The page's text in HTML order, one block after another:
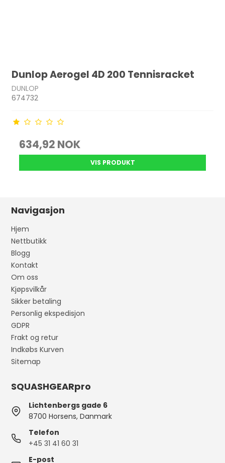
Dunlop Aerogel 4D 200 Tennisracket
DUNLOP
674732
634,92 NOK
VIS PRODUKT
Navigasjon
Hjem
Nettbutikk
Blogg
Kontakt
Om oss
Kjøpsvilkår
Sikker betaling
Personlig ekspedisjon
GDPR
Frakt og retur
Indkøbs Kurven
Sitemap
SQUASHGEARpro
Lichtenbergs gade 6
8700 Horsens, Danmark
Telefon
+45 31 41 60 31
E-post